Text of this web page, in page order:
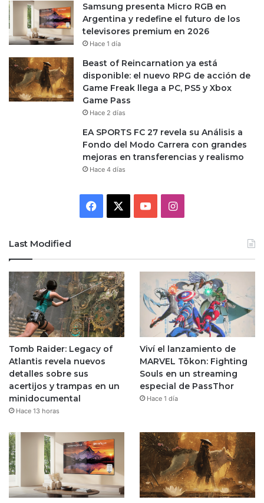
Samsung presenta Micro RGB en
Argentina y redefine el futuro de los
televisores premium en 2026
Hace 1 día
Beast of Reincarnation ya está
disponible: el nuevo RPG de acción de
Game Freak llega a PC, PS5 y Xbox
Game Pass
Hace 2 días
EA SPORTS FC 27 revela su Análisis a
Fondo del Modo Carrera con grandes
mejoras en transferencias y realismo
Hace 4 días
Facebook YouTubeInstagram
Last Modified
Tomb Raider: Legacy of
Atlantis revela nuevos
detalles sobre sus
acertijos y trampas en un
minidocumental
Hace 13 horas
Viví el lanzamiento de
MARVEL Tōkon: Fighting
Souls en un streaming
especial de PassThor
Hace 1 día